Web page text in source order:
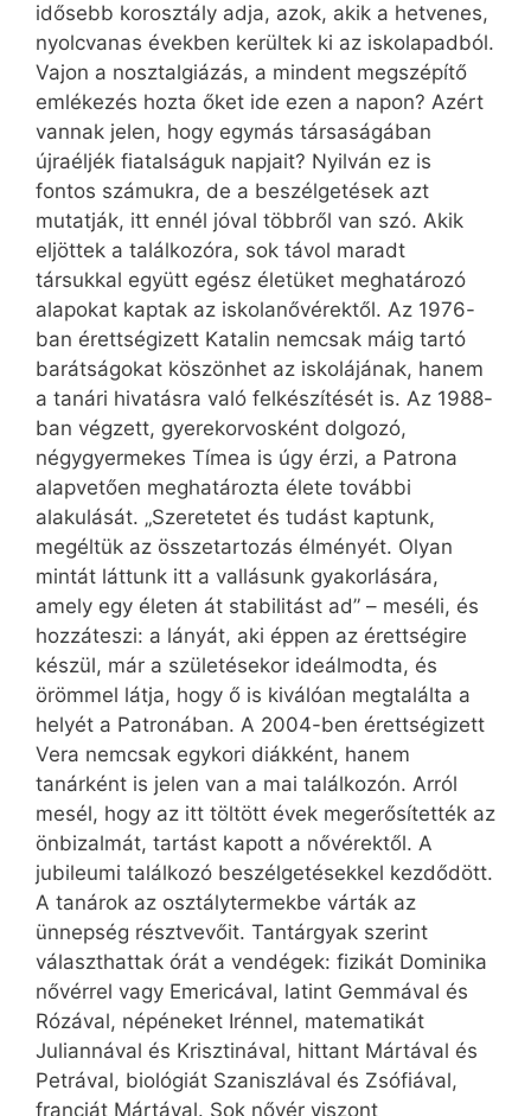
idősebb korosztály adja, azok, akik a hetvenes,
nyolcvanas években kerültek ki az iskolapadból.
Vajon a nosztalgiázás, a mindent megszépítő
emlékezés hozta őket ide ezen a napon? Azért
vannak jelen, hogy egymás társaságában
újraéljék fiatalságuk napjait? Nyilván ez is
fontos számukra, de a beszélgetések azt
mutatják, itt ennél jóval többről van szó. Akik
eljöttek a találkozóra, sok távol maradt
társukkal együtt egész életüket meghatározó
alapokat kaptak az iskolanővérektől. Az 1976-
ban érettségizett Katalin nemcsak máig tartó
barátságokat köszönhet az iskolájának, hanem
a tanári hivatásra való felkészítését is. Az 1988-
ban végzett, gyerekorvosként dolgozó,
négygyermekes Tímea is úgy érzi, a Patrona
alapvetően meghatározta élete további
alakulását. „Szeretetet és tudást kaptunk,
megéltük az összetartozás élményét. Olyan
mintát láttunk itt a vallásunk gyakorlására,
amely egy életen át stabilitást ad” – meséli, és
hozzáteszi: a lányát, aki éppen az érettségire
készül, már a születésekor ideálmodta, és
örömmel látja, hogy ő is kiválóan megtalálta a
helyét a Patronában. A 2004-ben érettségizett
Vera nemcsak egykori diákként, hanem
tanárként is jelen van a mai találkozón. Arról
mesél, hogy az itt töltött évek megerősítették az
önbizalmát, tartást kapott a nővérektől. A
jubileumi találkozó beszélgetésekkel kezdődött.
A tanárok az osztálytermekbe várták az
ünnepség résztvevőit. Tantárgyak szerint
választhattak órát a vendégek: fizikát Dominika
nővérrel vagy Emericával, latint Gemmával és
Rózával, népéneket Irénnel, matematikát
Juliannával és Krisztinával, hittant Mártával és
Petrával, biológiát Szaniszlával és Zsófiával,
franciát Mártával. Sok nővér viszont